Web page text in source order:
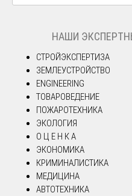
НАШИ
СТРОЙЭКСПЕРТИЗА
ЗЕМЛЕУСТРОЙСТВО
ENGINEERING
ТОВАРОВЕДЕНИЕ
ПОЖАРОТЕХНИКА
ЭКОЛОГИЯ
О Ц Е Н К А
ЭКОНОМИКА
КРИМИНАЛИСТИКА
МЕДИЦИНА
АВТОТЕХНИКА